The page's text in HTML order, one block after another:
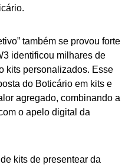
também se provou forte
identificou milhares de
kits personalizados. Esse
do Boticário em kits e
agregado, combinando a
o apelo digital da
kits de presentear da